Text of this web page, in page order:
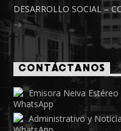
DESARROLLO SOCIAL –
CONTÁCTANOS
Emisora Neiva Estéreo
Administrativo y